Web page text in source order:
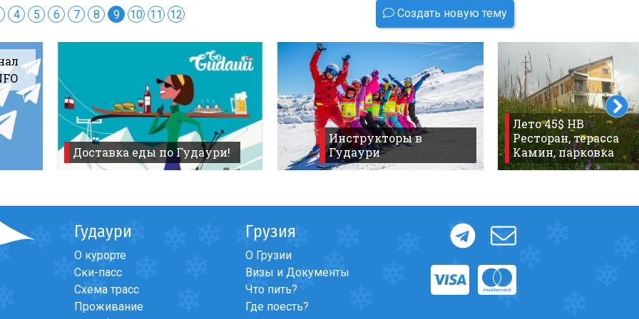
4 5 6 7 8 9 10 11 12 Создать новую тему
Доставка еды по Гудаури!
Инструкторы в
Гудаури
Лето 45$ HB
Ресторан, терасса
Камин, парковка
Гудаури
О курорте
Ски-пасс
Схема трасс
Проживание
Грузия
О Грузии
Визы и Документы
Что пить?
Где поесть?